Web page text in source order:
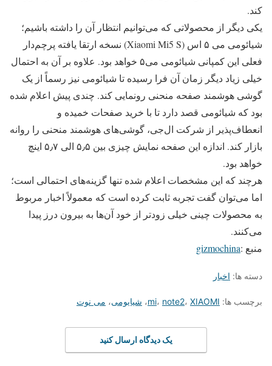
کند.
یکی دیگر از محصولاتی که می‌توانیم انتظار آن را داشته باشیم؛
شیائومی می ۵ اس (Xiaomi Mi5 S) نسخه ارتقا یافته پرچم‌دار
فعلی این کمپانی شیائومی می‌۵ خواهد بود. علاوه بر آن به احتمال
خیلی زیاد دیگر زمان آن فرا رسیده تا شیائومی نیز رسماً از یک
گوشی هوشمند صفحه منحنی رونمایی کند. چندی پیش اعلام شده
بود که شیائومی قصد دارد تا با خرید صفحات خمیده و
انعطاف‌پذیر از شرکت ال‌جی، گوشی‌های هوشمند منحنی را روانه
بازار کند. اندازه این صفحه نمایش چیزی بین ۵٫۵ الی ۵٫۷ اینچ
خواهد بود.
هرچند که این مشخصات اعلام شده تنها گزینه‌های احتمالی است؛
اما می‌توان گفت تجربه ثابت کرده است که معمولاً اخبار مربوط
به محصولات چینی خیلی زودتر از خود آن‌ها به بیرون درز پیدا
می‌کنند.
منبع :gizmochina
دسته ها: اخبار
برچسب ها: mi، note2، XIAOMI ، شیایومی، می نوت
یک دیدگاه ارسال کنید